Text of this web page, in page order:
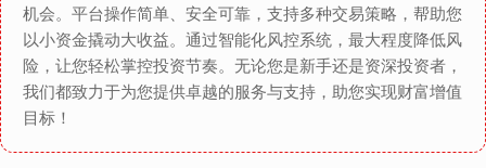
机会。平台操作简单、安全可靠，支持多种交易策略，帮助您
以小资金撬动大收益。通过智能化风控系统，最大程度降低风
险，让您轻松掌控投资节奏。无论您是新手还是资深投资者，
我们都致力于为您提供卓越的服务与支持，助您实现财富增值
目标！